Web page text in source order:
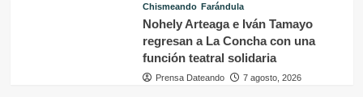
Chismeando Farándula
Nohely Arteaga e Iván Tamayo
regresan a La Concha con una
función teatral solidaria
Prensa Dateando 7 agosto, 2026